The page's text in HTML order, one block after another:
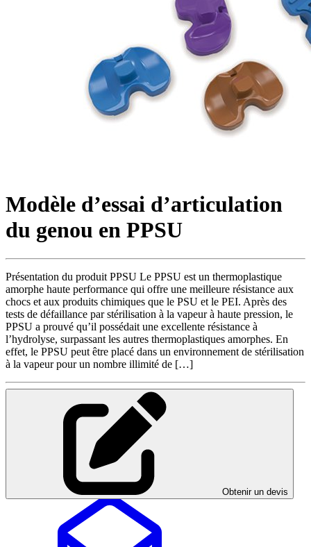
Modèle d’essai d’articulation
du genou en PPSU
Présentation du produit PPSU Le PPSU est un thermoplastique
amorphe haute performance qui offre une meilleure résistance aux
chocs et aux produits chimiques que le PSU et le PEI. Après des
tests de défaillance par stérilisation à la vapeur à haute pression, le
PPSU a prouvé qu’il possédait une excellente résistance à
l’hydrolyse, surpassant les autres thermoplastiques amorphes. En
effet, le PPSU peut être placé dans un environnement de stérilisation
à la vapeur pour un nombre illimité de […]
Obtenir un devis